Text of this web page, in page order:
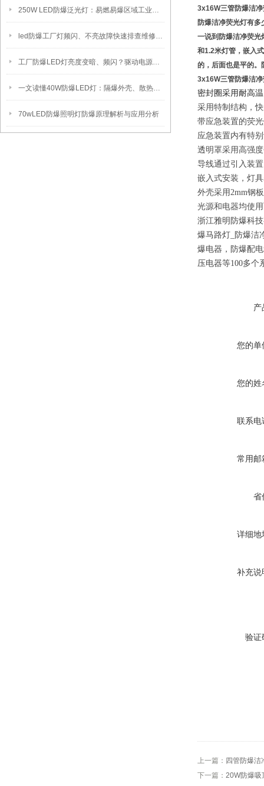
250W LED防爆泛光灯：易燃易爆区域工业固定照明装置
led防爆工厂灯频闪、不亮故障快速排查维修方法
工厂防爆LED灯亮度变暗、频闪？驱动电源故障检修方法
一文读懂40W防爆LED灯：隔爆外壳、散热、防爆认证原理
70wLED防爆照明灯防爆原理解析与应用分析
3x16W三管防爆洁
防爆洁净荧光灯有多
一说到防爆洁净荧光
和1.2米灯管，嵌入
的，后面也是平的。
3x16W三管防爆洁
密封圈采用耐高
采用特制结构，
带应急装置的荧
应急装置内有特
透明罩采用高强
导线通过引入装
嵌入式安装，灯
外壳采用2mm钢
光源和电器均使
浙江雅明 防爆科技
爆马路灯_防爆洁
爆电器，防爆配
压电器等100多个
产
您的单
您的姓
联系电
常用邮
省
详细地
补充说
验证
上一篇： 四管防爆洁
下一篇： 20W防爆吸